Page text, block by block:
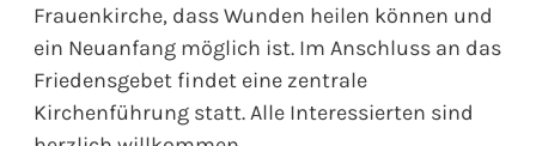
Frauenkirche, dass Wunden heilen können und
ein Neuanfang möglich ist. Im Anschluss an das
Friedensgebet findet eine zentrale
Kirchenführung statt. Alle Interessierten sind